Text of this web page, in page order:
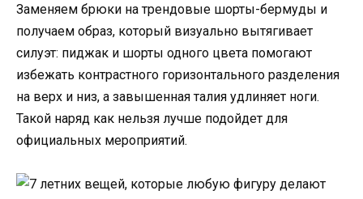
Заменяем брюки на трендовые шорты-бермуды и
получаем образ, который визуально вытягивает
силуэт: пиджак и шорты одного цвета помогают
избежать контрастного горизонтального разделения
на верх и низ, а завышенная талия удлиняет ноги.
Такой наряд как нельзя лучше подойдет для
официальных мероприятий.